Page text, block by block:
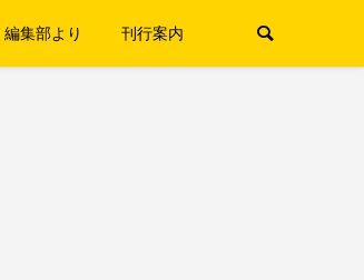
編集部より 刊行案内